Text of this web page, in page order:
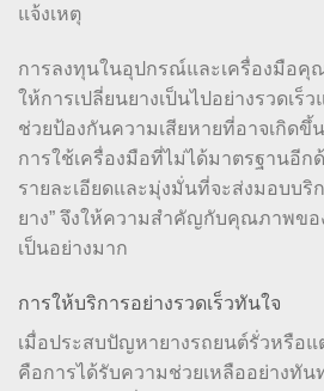
แจ้งเหตุ
การลงทุนในอุปกรณ์และเครื่องมือคุ
ให้การเปลี่ยนยางเป็นไปอย่างรวดเร็
ช่วยป้องกันความเสียหายที่อาจเกิดขึ้
การใช้เครื่องมือที่ไม่ได้มาตรฐานอีก
รายละเอียดและมุ่งมั่นที่จะส่งมอบบริ
ยาง” จึงให้ความสำคัญกับคุณภาพข
เป็นอย่างมาก
การให้บริการอย่างรวดเร็วทันใจ
เมื่อประสบปัญหายางรถยนต์รั่วหรือ
คือการได้รับความช่วยเหลืออย่างทัน